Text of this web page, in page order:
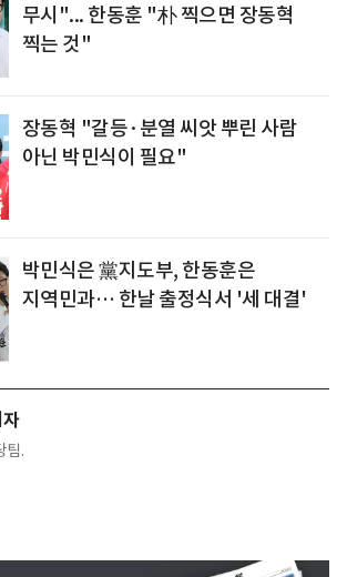
무시"... 한동훈 "朴 찍으면 장동혁
찍는 것"
장동혁 "갈등·분열 씨앗 뿌린 사람
아닌 박민식이 필요"
박민식은 黨지도부, 한동훈은
지역민과… 한날 출정식서 '세 대결'
팀.